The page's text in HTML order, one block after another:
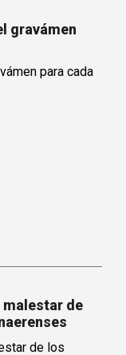
gravámen
malestar de